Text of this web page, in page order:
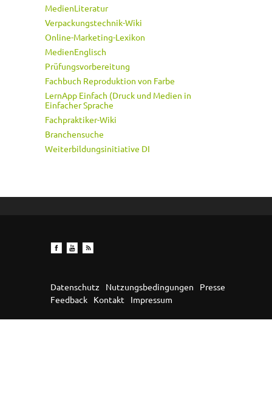
MedienLiteratur
Verpackungstechnik-Wiki
Online-Marketing-Lexikon
MedienEnglisch
Prüfungsvorbereitung
Fachbuch Reproduktion von Farbe
LernApp Einfach (Druck und Medien in
Einfacher Sprache
Fachpraktiker-Wiki
Branchensuche
Weiterbildungsinitiative DI
Datenschutz Nutzungsbedingungen
Presse
Feedback
Kontakt Impressum